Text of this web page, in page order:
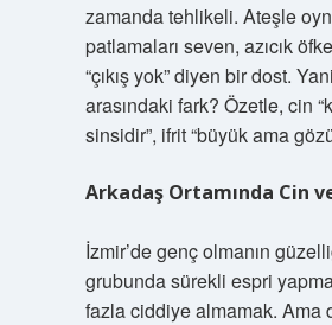
zamanda tehlikeli. Ateşle
patlamaları seven, azıcık
“çıkış yok” diyen bir dost.
arasındaki fark? Özetle, cin
sinsidir”, ifrit “büyük ama
Arkadaş Ortamında Cin
İzmir’de genç olmanın
grubunda sürekli espri
fazla ciddiye almamak. Ama